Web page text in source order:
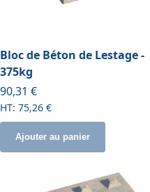
Bloc de Béton de Lestage -
375kg
90,31 €
75,26 €
Ajouter au panier